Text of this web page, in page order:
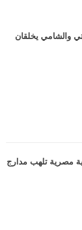
والشامي يخلقان
مصرية تلهب مدارج